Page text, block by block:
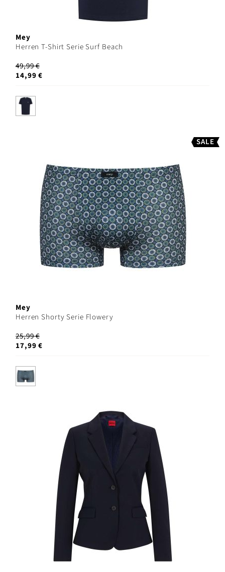
Mey
Herren T-Shirt Serie Surf Beach
49,99 €
14,99 €
SALE
Mey
Herren Shorty Serie Flowery
25,99 €
17,99 €